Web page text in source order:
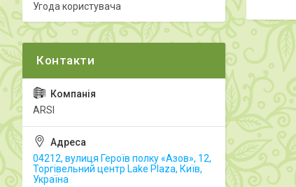
Угода користувача
ARSI
04212, вулиця Героїв полку «Азов», 12,
Торгівельний центр Lake Plaza, Київ,
Україна